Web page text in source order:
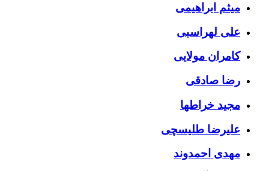
میثم ابراهیمی
علی لهراسبی
کامران مولایی
رضا صادقی
مجید خراطها
علیرضا طلیسچی
مهدی احمدوند